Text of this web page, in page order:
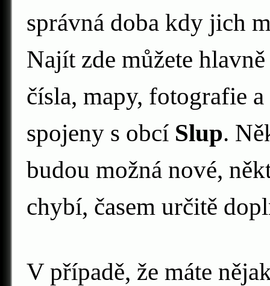
správná doba kdy jich
Najít zde můžete
čísla, mapy, fotografie
spojeny s obcí Slup.
budou možná nové,
chybí, časem určitě
V případě, že máte